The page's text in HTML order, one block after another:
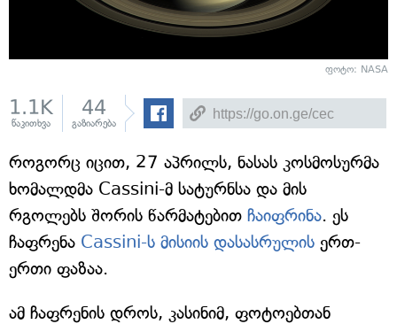
ფოტო: NASA
1.1K
წაკითხვა
44
გაზიარება
როგორც იცით, 27 აპრილს, ნასას კოსმოსურმა
ხომალდმა Cassini-მ სატურნსა და მის
რგოლებს შორის წარმატებით ჩაიფრინა. ეს
ჩაფრენა Cassini-ს მისიის დასასრულის ერთ-
ერთი ფაზაა.
ამ ჩაფრენის დროს, კასინიმ, ფოტოებთან